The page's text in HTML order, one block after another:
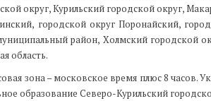
округ, Курильский городской округ,
городской округ Поронайский,
район, Холмский городской
область.
зона – московское время плюс 8 часов.
образование Северо-Курильский